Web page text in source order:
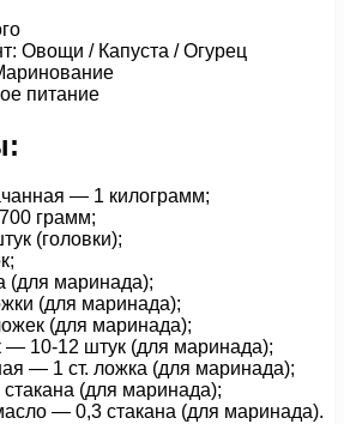
Овощи / Капуста / Огурец
питание
— 1 килограмм;
грамм;
(головки);
(для маринада);
(для маринада);
(для маринада);
— 10-12 штук (для маринада);
— 1 cт. ложка (для маринада);
(для маринада);
— 0,3 стакана (для маринада).